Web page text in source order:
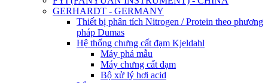
GERHARDT - GERMANY
Thiết bị phân tích Nitrogen / Protein theo phương
pháp Dumas
Hệ thống chưng cất đạm Kjeldahl
Máy phá mẫu
Máy chưng cất đạm
Bộ xử lý hơi acid